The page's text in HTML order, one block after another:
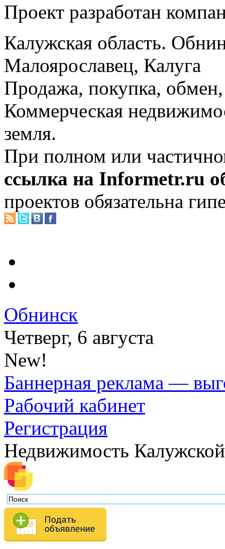
Проект разработан
Калужская область.
Малоярославец, Калуга
Продажа, покупка, обмен,
Коммерческая
земля.
При полном или
ссылка на Informetr.ru
проектов обязательна
Обнинск
Четверг, 6 августа
New!
Баннерная реклама —
Рабочий кабинет
Регистрация
Недвижимость